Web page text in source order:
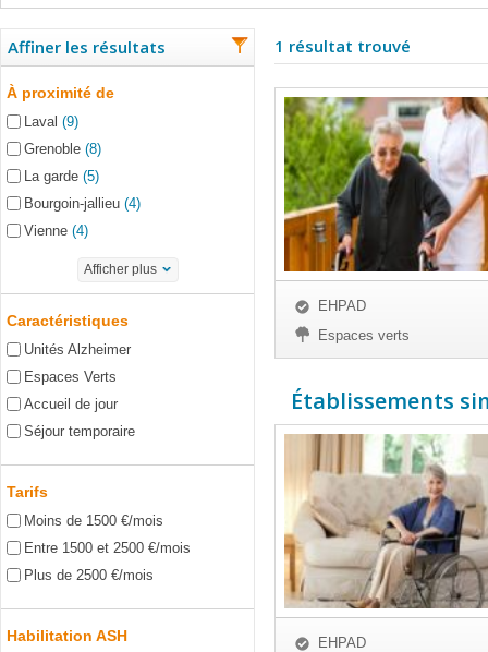
Affiner les résultats
À proximité de
Laval (9)
Grenoble (8)
La garde (5)
Bourgoin-jallieu (4)
Vienne (4)
Afficher plus
Caractéristiques
Unités Alzheimer
Espaces Verts
Accueil de jour
Séjour temporaire
Tarifs
Moins de 1500 €/mois
Entre 1500 et 2500 €/mois
Plus de 2500 €/mois
Habilitation ASH
1 résultat trouvé
EHPAD
Espaces verts
Établissements
EHPAD